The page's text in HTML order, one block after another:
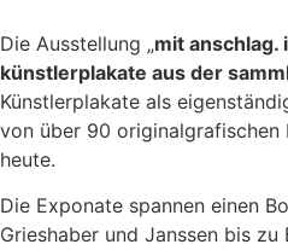
Inhalt
wechseln
Die Aus­stel­lung „mit anschlag.
künstlerplakate aus der
Künstlerplakate als
von über 90 originalgrafischen
heute.
Die Exponate spannen einen
Grieshaber und Janssen bis